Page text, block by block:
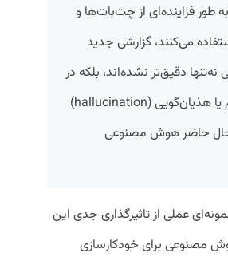
طور فزاینده‌ای از چت‌بات‌ها و
می‌کنند، گزارشی جدید
دقیق‌تر نشده‌اند، بلکه در
مواردی خطاهای بیشتری دارند. این پدیده که به توهم یا هذیان‌گویی (hallucination)
حال حاضر هوش مصنوعی
عملی از تاثیر‌گذاری جدی این
مصنوعی برای خودکارسازی